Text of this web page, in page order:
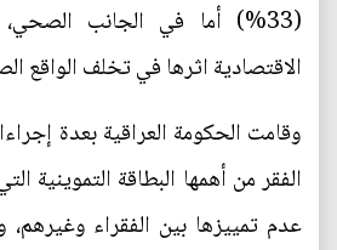
(33%) أما في الجانب
الاقتصادية اثرها في تخلف الواقع
وقامت الحكومة العراقية بعدة
الفقر من أهمها البطاقة التموينية
عدم تمييزها بين الفقراء